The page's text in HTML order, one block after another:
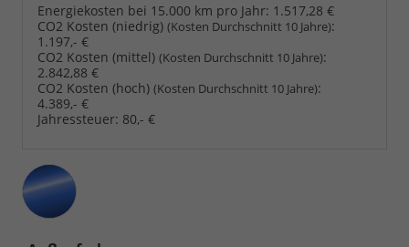
Energiekosten bei 15.000 km pro Jahr: 1.517,28 €
CO2 Kosten (niedrig) (Kosten Durchschnitt 10 Jahre):
1.197,- €
CO2 Kosten (mittel) (Kosten Durchschnitt 10 Jahre):
2.842,88 €
CO2 Kosten (hoch) (Kosten Durchschnitt 10 Jahre):
4.389,- €
Jahressteuer: 80,- €